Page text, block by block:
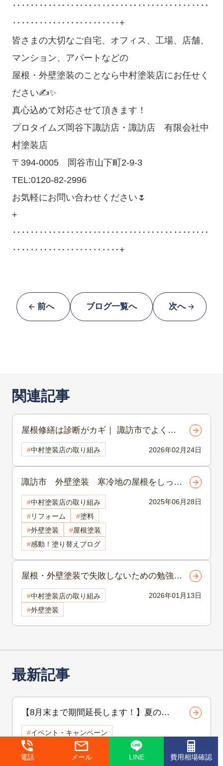
‥‥‥‥‥‥‥‥‥‥‥‥‥‥‥‥‥‥‥‥‥‥
‥‥‥‥‥‥‥‥‥‥‥‥+
皆さまの大切なご自宅、オフィス、工場、店舗、
マンション、アパートなどの
屋根・外壁塗装のことなら中村塗装店にお任せく
ださい✍✨
真心込めて対応させて頂きます！
プロタイムズ岡谷下諏訪店・諏訪店 有限会社中
村塗装店
〒394-0005 岡谷市山下町2-9-3
TEL:0120-82-2996
お気軽にお問い合わせください🌷
+
‥‥‥‥‥‥‥‥‥‥‥‥‥‥‥‥‥‥‥‥‥‥
‥‥‥‥‥‥‥‥‥‥‥‥+
前へ ブログ一覧へ 次へ
最新記事
【8月末まで期間延長します！】夏の地
域感謝祭開催中！外壁・屋根リフォーム
をご検討中の方へ
2026年08月08日
イベント・キャンペーン
中村塗装店の取り組み
関連記事
2026年02月24日
屋根修繕は診断がカギ｜ 諏訪市でよくあ
る劣化とは？
中村塗装店の取り組み
2025年06月28日
諏訪市 外壁塗装 寒冷地の屋根をしっか
り守るには？諏訪市で選ばれる寒冷地に強
い屋根塗装と冬対策のポイント
中村塗装店の取り組み
リフォーム
塗料
外壁塗装
屋根塗装
感動！塗り替えブログ
2026年01月13日
屋根・外壁塗装で失敗しないための勉強
会 岡谷市・下諏訪町で無料開催 岡谷
市外壁塗装
中村塗装店の取り組み
外壁塗装
電話 メール LINE 費用相場確認